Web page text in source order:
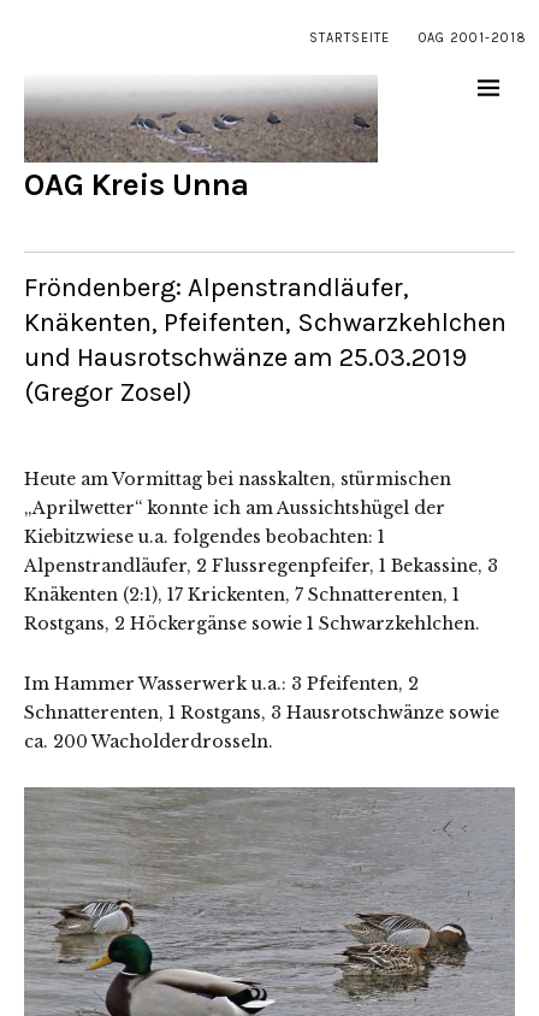
STARTSEITE OAG 2001-2018
OAG Kreis Unna
Fröndenberg: Alpenstrandläufer,
Knäkenten, Pfeifenten, Schwarzkehlchen
und Hausrotschwänze am 25.03.2019
(Gregor Zosel)
Heute am Vormittag bei nasskalten, stürmischen
„Aprilwetter“ konnte ich am Aussichtshügel der
Kiebitzwiese u.a. folgendes beobachten: 1
Alpenstrandläufer, 2 Flussregenpfeifer, 1 Bekassine, 3
Knäkenten (2:1), 17 Krickenten, 7 Schnatterenten, 1
Rostgans, 2 Höckergänse sowie 1 Schwarzkehlchen.
Im Hammer Wasserwerk u.a.: 3 Pfeifenten, 2
Schnatterenten, 1 Rostgans, 3 Hausrotschwänze sowie
ca. 200 Wacholderdrosseln.